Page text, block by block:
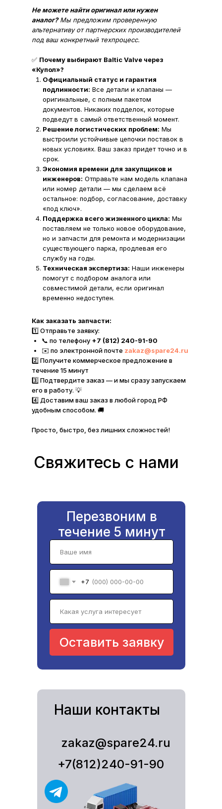
Как заказать запчасти:
1️⃣ Отправьте заявку:
📞 по телефону +7 (812) 240-91-90
✉️ по электронной почте zakaz@spare24.ru
2️⃣ Получите коммерческое предложение в
течение 15 минут
3️⃣ Подтвердите заказ — и мы сразу запускаем
его в работу. 💡
4️⃣ Доставим ваш заказ в любой город РФ
удобным способом. 🚚
Просто, быстро, без лишних сложностей!
Не можете найти оригинал или нужен
аналог?Мы предложим проверенную
альтернативу от партнерских производителей
под ваш конкретный техпроцесс.
✅ Почему выбирают Baltic Valve через
«Купол»?
Официальный статус и гарантия
подлинности: Все детали и клапаны —
оригинальные, с полным пакетом
документов. Никаких подделок, которые
подведут в самый ответственный момент.
Решение логистических проблем: Мы
выстроили устойчивые цепочки поставок в
новых условиях. Ваш заказ придет точно и в
срок.
Экономия времени для закупщиков и
инженеров: Отправьте нам модель клапана
или номер детали — мы сделаем всё
остальное: подбор, согласование, доставку
«под ключ».
Поддержка всего жизненного цикла: Мы
поставляем не только новое оборудование,
но и запчасти для ремонта и модернизации
существующего парка, продлевая его
службу на годы.
Техническая экспертиза: Наши инженеры
помогут с подбором аналога или
совместимой детали, если оригинал
временно недоступен.
Свяжитесь с нами
+7
Оставить заявку
+7(812)240-91-90
zakaz@spare24.ru
Перезвоним в
течение 5 минут
Наши контакты